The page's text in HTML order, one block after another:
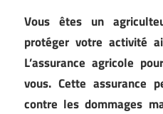
Vous êtes un
protéger votre activité
L’assurance agricole
vous. Cette assurance
contre les dommages